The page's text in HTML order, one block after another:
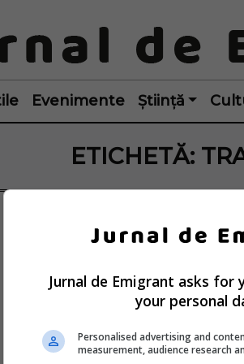
Evenimente Știință
ETICHETĂ:
Jurnal de Emigrant asks for
your personal
Personalised advertising and
measurement, audience research